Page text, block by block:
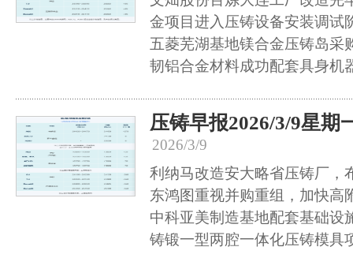
金项目进入压铸设备安装调试
五菱芜湖基地镁合金压铸岛采
韧铝合金材料成功配套具身机
压铸早报2026/3/9星期
2026/3/9
利纳马改造安大略省压铸厂，
东鸿图重视并购重组，加快高
中科亚美制造基地配套基础设
铸锻一型两腔一体化压铸模具